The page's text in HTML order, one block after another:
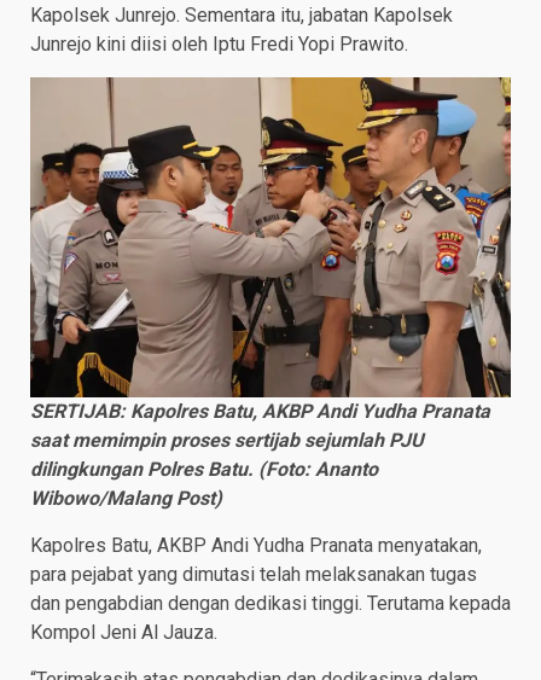
Kapolsek Junrejo. Sementara itu, jabatan Kapolsek
Junrejo kini diisi oleh Iptu Fredi Yopi Prawito.
SERTIJAB: Kapolres Batu, AKBP Andi Yudha Pranata
saat memimpin proses sertijab sejumlah PJU
dilingkungan Polres Batu. (Foto: Ananto
Wibowo/Malang Post)
Kapolres Batu, AKBP Andi Yudha Pranata menyatakan,
para pejabat yang dimutasi telah melaksanakan tugas
dan pengabdian dengan dedikasi tinggi. Terutama kepada
Kompol Jeni Al Jauza.